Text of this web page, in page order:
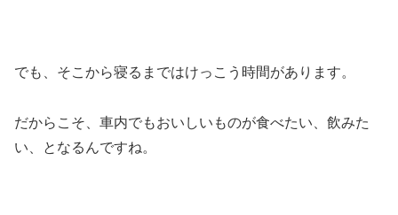
でも、そこから寝るまではけっこう時間があります。
だからこそ、車内でもおいしいものが食べたい、飲みた
い、となるんですね。